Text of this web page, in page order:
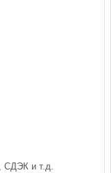
СДЭК и т.д.